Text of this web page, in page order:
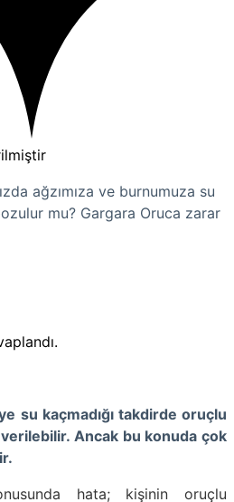
ağzımıza ve burnumuza su
mu? Gargara Oruca zarar
su kaçmadığı takdirde oruçlu
Ancak bu konuda çok
hata; kişinin oruçlu